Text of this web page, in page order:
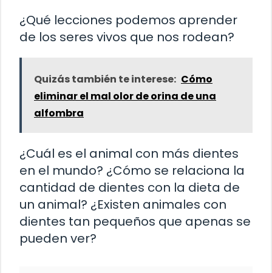
¿Qué lecciones podemos aprender
de los seres vivos que nos rodean?
Quizás también te interese: Cómo
eliminar el mal olor de orina de una
alfombra
¿Cuál es el animal con más dientes
en el mundo? ¿Cómo se relaciona la
cantidad de dientes con la dieta de
un animal? ¿Existen animales con
dientes tan pequeños que apenas se
pueden ver?